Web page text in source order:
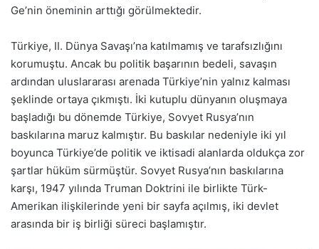
Ge’nin öneminin arttığı görülmektedir.
Türkiye, II. Dünya Savaşı’na katılmamış ve tarafsızlığını
korumuştu. Ancak bu politik başarının bedeli, savaşın
ardından uluslararası arenada Türkiye’nin yalnız kalması
şeklinde ortaya çıkmıştı. İki kutuplu dünyanın oluşmaya
başladığı bu dönemde Türkiye, Sovyet Rusya’nın
baskılarına maruz kalmıştır. Bu baskılar nedeniyle iki yıl
boyunca Türkiye’de politik ve iktisadi alanlarda oldukça zor
şartlar hüküm sürmüştür. Sovyet Rusya’nın baskılarına
karşı, 1947 yılında Truman Doktrini ile birlikte Türk-
Amerikan ilişkilerinde yeni bir sayfa açılmış, iki devlet
arasında bir iş birliği süreci başlamıştır.